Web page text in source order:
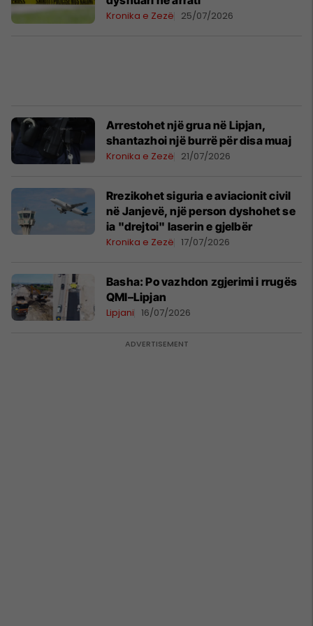
Kronika e Zezë 25/07/2026
Arrestohet një grua në Lipjan,
shantazhoi një burrë për disa muaj
Kronika e Zezë 21/07/2026
Rrezikohet siguria e aviacionit civil
në Janjevë, një person dyshohet se
ia "drejtoi" laserin e gjelbër
Kronika e Zezë 17/07/2026
Basha: Po vazhdon zgjerimi i rrugës
QMI–Lipjan
Lipjani 16/07/2026